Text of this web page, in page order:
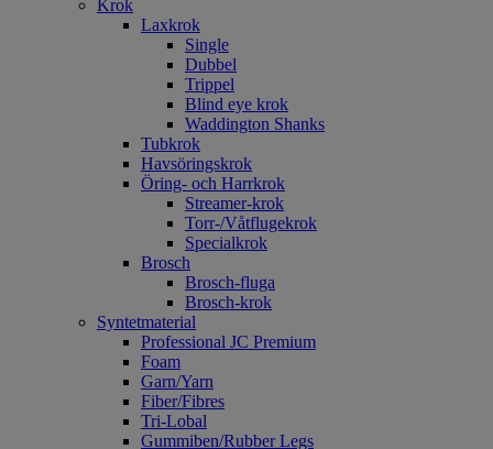
Krok
Laxkrok
Single
Dubbel
Trippel
Blind eye krok
Waddington Shanks
Tubkrok
Havsöringskrok
Öring- och Harrkrok
Streamer-krok
Torr-/Våtflugekrok
Specialkrok
Brosch
Brosch-fluga
Brosch-krok
Syntetmaterial
Professional JC Premium
Foam
Garn/Yarn
Fiber/Fibres
Tri-Lobal
Gummiben/Rubber Legs